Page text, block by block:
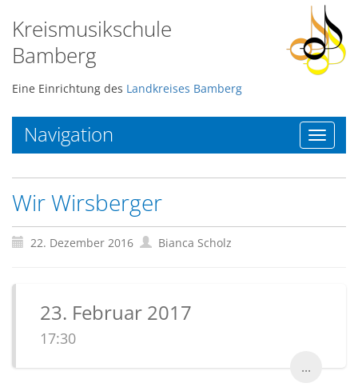
Kreismusikschule
Bamberg
Eine Einrichtung des Landkreises Bamberg
Navigation
Toggle
Wir Wirsberger
22. Dezember 2016 Bianca Scholz
23. Februar 2017
17:30
...